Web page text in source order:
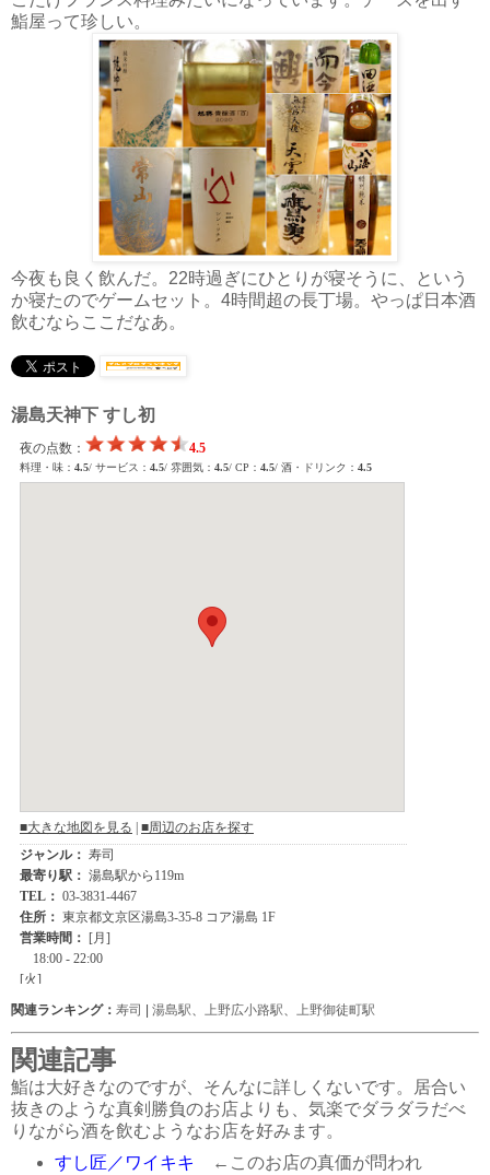
鮨屋って珍しい。
今夜も良く飲んだ。22時過ぎにひとりが寝そうに、という
か寝たのでゲームセット。4時間超の長丁場。やっぱ日本酒
飲むならここだなあ。
湯島天神下 すし初
関連ランキング： 寿司 | 湯島駅 上野広小路駅 上野御徒町駅
関連記事
鮨は大好きなのですが、そんなに詳しくないです。居合い
抜きのような真剣勝負のお店よりも、気楽でダラダラだべ
りながら酒を飲むようなお店を好みます。
すし匠／ワイキキ ←このお店の真価が問われ